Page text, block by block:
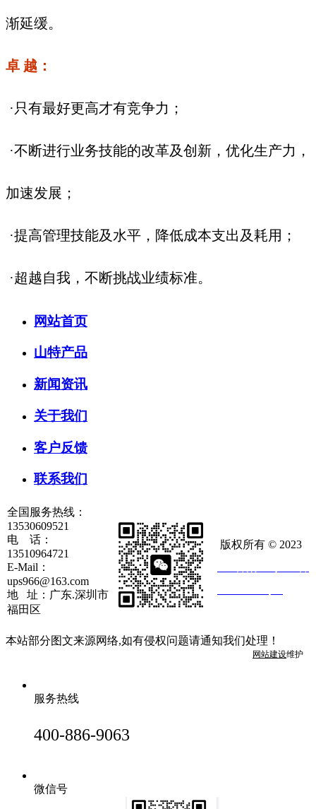
渐延缓。
卓 越：
·只有最好更高才有竞争力；
·不断进行业务技能的改革及创新，优化生产力，
加速发展；
·提高管理技能及水平，降低成本支出及耗用；
·超越自我，不断挑战业绩标准。
网站首页
山特产品
新闻资讯
关于我们
客户反馈
联系我们
全国服务热线：
13530609521
电 话：
13510964721
E-Mail：
ups966@163.com
地 址：广东.深圳市
福田区
版权所有 © 2023
本站部分图文来源网络,如有侵权问题请通知我们处理！
网站建设维护
服务热线
400-886-9063
微信号